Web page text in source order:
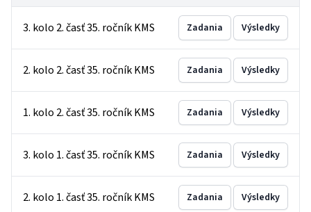
3. kolo 2. časť 35. ročník KMS Zadania Výsledky
2. kolo 2. časť 35. ročník KMS Zadania Výsledky
1. kolo 2. časť 35. ročník KMS Zadania Výsledky
3. kolo 1. časť 35. ročník KMS Zadania Výsledky
2. kolo 1. časť 35. ročník KMS Zadania Výsledky